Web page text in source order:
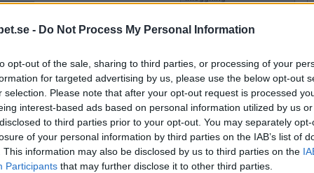
- Do Not Process My Personal Information
opt-out of the sale, sharing to third parties, or processing of your
for targeted advertising by us, please use the below opt-out
selection. Please note that after your opt-out request is processed
interest-based ads based on personal information utilized by us
to third parties prior to your opt-out. You may separately
of your personal information by third parties on the IAB’s list of
This information may also be disclosed by us to third parties on the
Participants that may further disclose it to other third parties.
Nästa sida »
2017-01-09 01:00
alltså: horn, bockfot, nåt mer....?
Kom ihåg mig
Glömt ditt lösenord?
Få ny aktiveringslänk
Betapet är gratis!